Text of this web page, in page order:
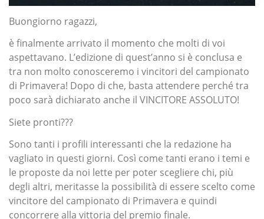
Buongiorno ragazzi,
è finalmente arrivato il momento che molti di voi
aspettavano. L’edizione di quest’anno si è conclusa e
tra non molto conosceremo i vincitori del campionato
di Primavera! Dopo di che, basta attendere perché tra
poco sarà dichiarato anche il VINCITORE ASSOLUTO!
Siete pronti???
Sono tanti i profili interessanti che la redazione ha
vagliato in questi giorni. Così come tanti erano i temi e
le proposte da noi lette per poter scegliere chi, più
degli altri, meritasse la possibilità di essere scelto come
vincitore del campionato di Primavera e quindi
concorrere alla vittoria del premio finale.